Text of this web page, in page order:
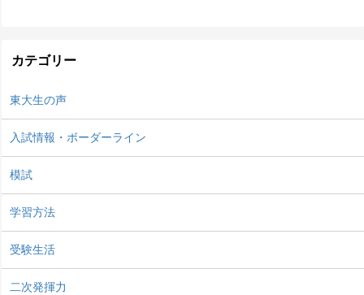
カテゴリー
東大生の声
入試情報・ボーダーライン
模試
学習方法
受験生活
二次発揮力